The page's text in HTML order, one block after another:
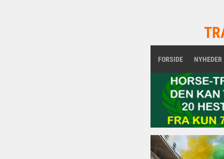
FORSIDE NYHEDER